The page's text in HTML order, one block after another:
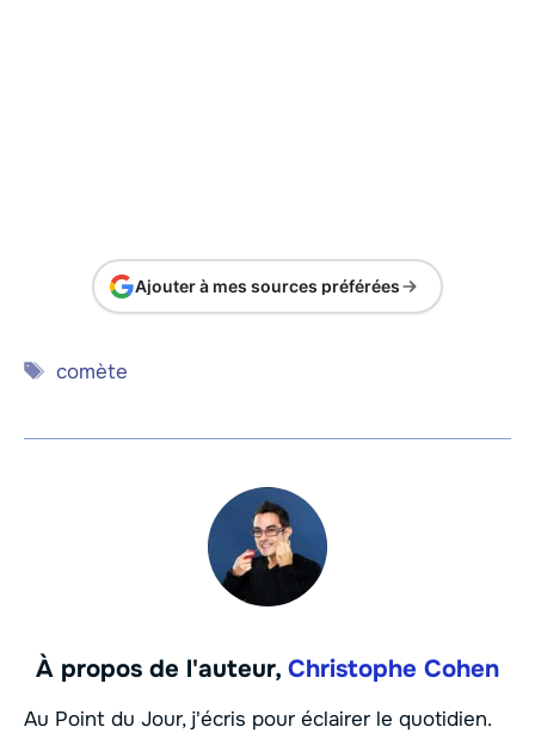
Ajouter à mes sources préférées
Étiquettes
comète
À propos de l'auteur, Christophe Cohen
Au Point du Jour, j'écris pour éclairer le quotidien.